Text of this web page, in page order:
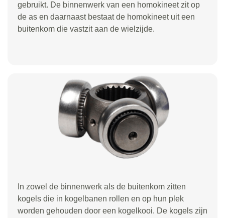
gebruikt. De binnenwerk van een homokineet zit op
de as en daarnaast bestaat de homokineet uit een
buitenkom die vastzit aan de wielzijde.
In zowel de binnenwerk als de buitenkom zitten
kogels die in kogelbanen rollen en op hun plek
worden gehouden door een kogelkooi. De kogels zijn